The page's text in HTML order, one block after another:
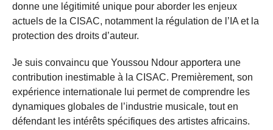
donne une légitimité unique pour aborder les enjeux
actuels de la CISAC, notamment la régulation de l’IA et la
protection des droits d’auteur.
Je suis convaincu que Youssou Ndour apportera une
contribution inestimable à la CISAC. Premièrement, son
expérience internationale lui permet de comprendre les
dynamiques globales de l’industrie musicale, tout en
défendant les intérêts spécifiques des artistes africains.